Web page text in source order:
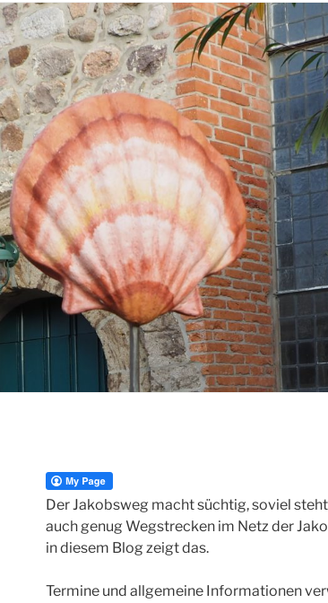
Der Jakobsweg macht süchtig, soviel
auch genug Wegstrecken im Netz der
in diesem Blog zeigt das.
Termine und allgemeine Informationen